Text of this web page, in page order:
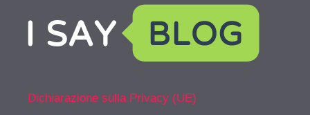
Dichiarazione sulla Privacy (UE)